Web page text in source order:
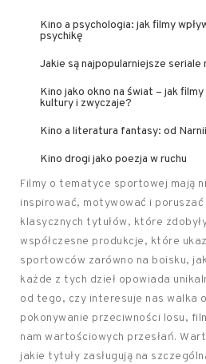
Kino a psychologia: jak filmy
psychikę
Jakie są najpopularniejsze seriale
Kino jako okno na świat – jak filmy
kultury i zwyczaje?
Kino a literatura fantasy: od
Kino drogi jako poezja w ruchu
Filmy o tematyce sportowej mają
inspirować, motywować i poruszać
klasycznych tytułów, które
współczesne produkcje, które
sportowców zarówno na boisku,
każde z tych dzieł opowiada
od tego, czy interesuje nas walka
pokonywanie przeciwności losu,
nam wartościowych przesłań.
jakie tytuły zasługują na